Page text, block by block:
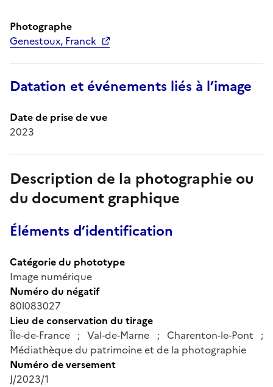
Photographe
Genestoux, Franck
Datation et événements liés à l’image
Date de prise de vue
2023
Description de la photographie ou
du document graphique
Éléments d’identification
Catégorie du phototype
Image numérique
Numéro du négatif
80l083027
Lieu de conservation du tirage
Île-de-France ; Val-de-Marne ; Charenton-le-Pont ;
Médiathèque du patrimoine et de la photographie
Numéro de versement
J/2023/1